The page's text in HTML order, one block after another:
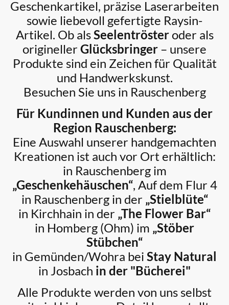
Geschenkartikel, präzise Laserarbeiten
sowie liebevoll gefertigte Raysin-
Artikel. Ob alsSeelentrösteroder als
origineller Glücksbringer – unsere
Produkte sind ein Zeichen für Qualität
und Handwerkskunst.
Besuchen Sie uns in Rauschenberg
Für Kundinnen und Kunden aus der
Region Rauschenberg:
Eine Auswahl unserer handgemachten
Kreationen ist auch vor Ort erhältlich:
in Rauschenberg im
„Geschenkehäuschen“, Auf dem Flur 4
in Rauschenberg in der „Stielblüte“
in Kirchhain in der „The Flower Bar“
in Homberg (Ohm) im „Stöber
Stübchen“
in Gemünden/Wohra bei Stay Natural
in Josbach in der "Bücherei"
Alle Produkte werden von uns selbst